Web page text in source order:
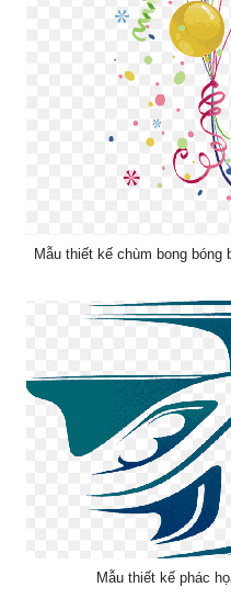
Mẫu thiết kế chùm bong
Mẫu thiết kế phác